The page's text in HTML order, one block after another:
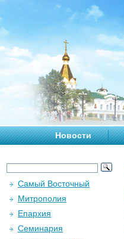
Новости
Самый Восточный
Митрополия
Епархия
Семинария